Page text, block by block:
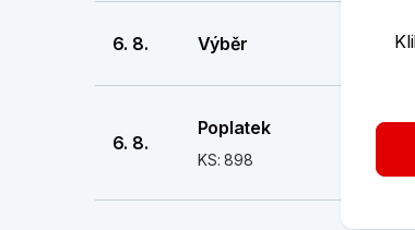
6. 8. Výběr
6. 8.
Poplatek
KS: 898